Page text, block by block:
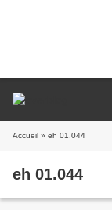
Accueil » eh 01.044
eh 01.044